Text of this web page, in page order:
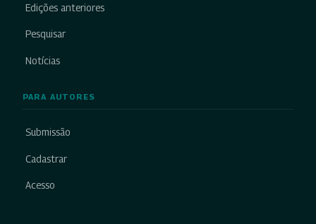
Edições anteriores
Pesquisar
Notícias
PARA AUTORES
Submissão
Cadastrar
Acesso